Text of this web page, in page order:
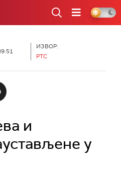
ИЗВОР:
РТС
и
у